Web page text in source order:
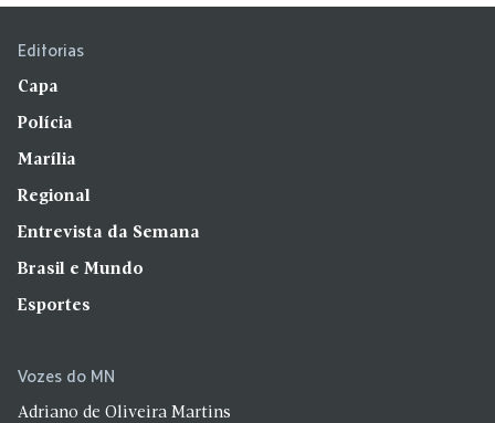
Editorias
Capa
Polícia
Marília
Regional
Entrevista da Semana
Brasil e Mundo
Esportes
Vozes do MN
Adriano de Oliveira Martins